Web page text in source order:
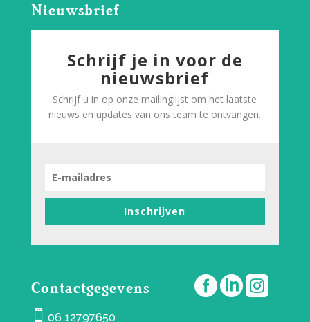
Nieuwsbrief
Schrijf je in voor de
nieuwsbrief
Schrijf u in op onze mailinglijst om het laatste
nieuws en updates van ons team te ontvangen.
Inschrijven
Contactgegevens
 06 12797650
